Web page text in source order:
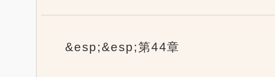
&esp;&esp;第44章